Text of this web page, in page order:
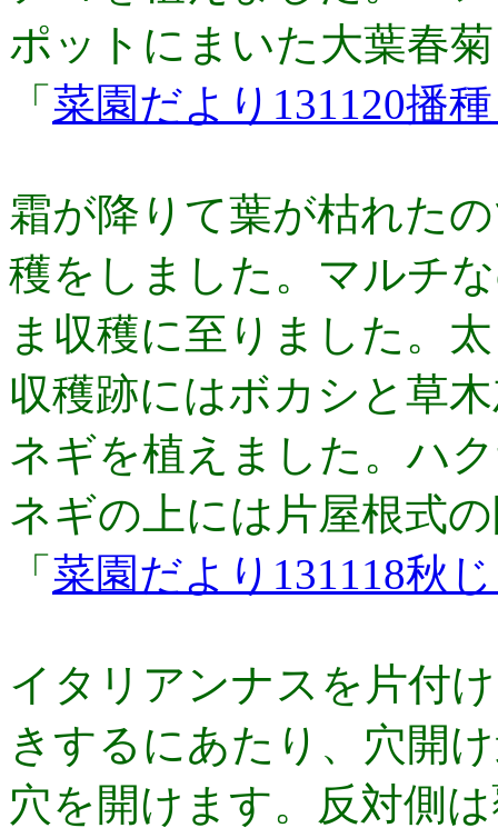
ポットにまいた大葉春
「 菜園だより131120播
霜が降りて葉が枯れた
穫をしました。マルチ
ま収穫に至りました。
収穫跡にはボカシと草
ネギを植えました。ハ
ネギの上には片屋根式
「 菜園だより131118秋
イタリアンナスを片付
きするにあたり、穴開
穴を開けます。反対側